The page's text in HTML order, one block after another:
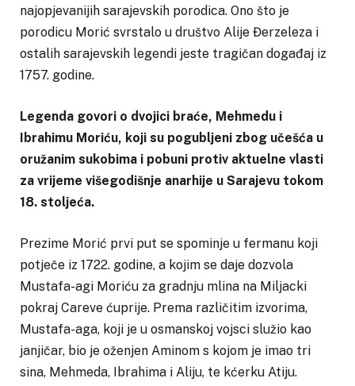
najopjevanijih sarajevskih porodica. Ono što je
porodicu Morić svrstalo u društvo Alije Đerzeleza i
ostalih sarajevskih legendi jeste tragičan događaj iz
1757. godine.
Legenda govori o dvojici braće, Mehmedu i
Ibrahimu Moriću, koji su pogubljeni zbog učešća u
oružanim sukobima i pobuni protiv aktuelne vlasti
za vrijeme višegodišnje anarhije u Sarajevu tokom
18. stoljeća.
Prezime Morić prvi put se spominje u fermanu koji
potječe iz 1722. godine, a kojim se daje dozvola
Mustafa-agi Moriću za gradnju mlina na Miljacki
pokraj Careve ćuprije. Prema različitim izvorima,
Mustafa-aga, koji je u osmanskoj vojsci služio kao
janjičar, bio je oženjen Aminom s kojom je imao tri
sina, Mehmeda, Ibrahima i Aliju, te kćerku Atiju.